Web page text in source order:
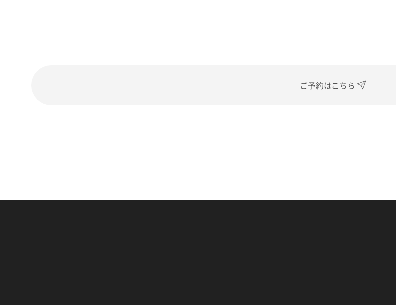
ご予約はこちら